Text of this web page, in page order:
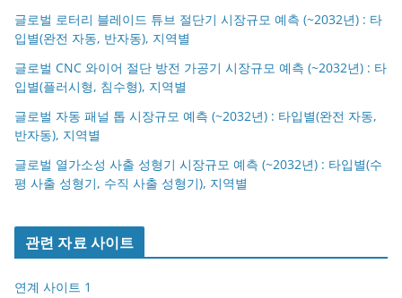
글로벌 로터리 블레이드 튜브 절단기 시장규모 예측 (~2032년) : 타
입별(완전 자동, 반자동), 지역별
글로벌 CNC 와이어 절단 방전 가공기 시장규모 예측 (~2032년) : 타
입별(플러시형, 침수형), 지역별
글로벌 자동 패널 톱 시장규모 예측 (~2032년) : 타입별(완전 자동,
반자동), 지역별
글로벌 열가소성 사출 성형기 시장규모 예측 (~2032년) : 타입별(수
평 사출 성형기, 수직 사출 성형기), 지역별
관련 자료 사이트
연계 사이트 1